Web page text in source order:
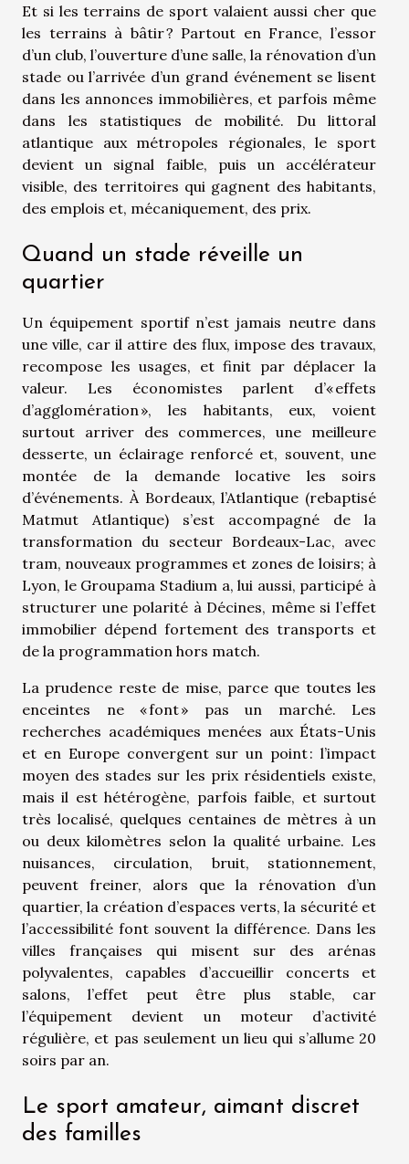
Et si les terrains de sport valaient aussi cher que
les terrains à bâtir ? Partout en France, l’essor
d’un club, l’ouverture d’une salle, la rénovation d’un
stade ou l’arrivée d’un grand événement se lisent
dans les annonces immobilières, et parfois même
dans les statistiques de mobilité. Du littoral
atlantique aux métropoles régionales, le sport
devient un signal faible, puis un accélérateur
visible, des territoires qui gagnent des habitants,
des emplois et, mécaniquement, des prix.
Quand un stade réveille un
quartier
Un équipement sportif n’est jamais neutre dans
une ville, car il attire des flux, impose des travaux,
recompose les usages, et finit par déplacer la
valeur. Les économistes parlent d’« effets
d’agglomération », les habitants, eux, voient
surtout arriver des commerces, une meilleure
desserte, un éclairage renforcé et, souvent, une
montée de la demande locative les soirs
d’événements. À Bordeaux, l’Atlantique (rebaptisé
Matmut Atlantique) s’est accompagné de la
transformation du secteur Bordeaux-Lac, avec
tram, nouveaux programmes et zones de loisirs; à
Lyon, le Groupama Stadium a, lui aussi, participé à
structurer une polarité à Décines, même si l’effet
immobilier dépend fortement des transports et
de la programmation hors match.
La prudence reste de mise, parce que toutes les
enceintes ne « font » pas un marché. Les
recherches académiques menées aux États-Unis
et en Europe convergent sur un point : l’impact
moyen des stades sur les prix résidentiels existe,
mais il est hétérogène, parfois faible, et surtout
très localisé, quelques centaines de mètres à un
ou deux kilomètres selon la qualité urbaine. Les
nuisances, circulation, bruit, stationnement,
peuvent freiner, alors que la rénovation d’un
quartier, la création d’espaces verts, la sécurité et
l’accessibilité font souvent la différence. Dans les
villes françaises qui misent sur des arénas
polyvalentes, capables d’accueillir concerts et
salons, l’effet peut être plus stable, car
l’équipement devient un moteur d’activité
régulière, et pas seulement un lieu qui s’allume 20
soirs par an.
Le sport amateur, aimant discret
des familles